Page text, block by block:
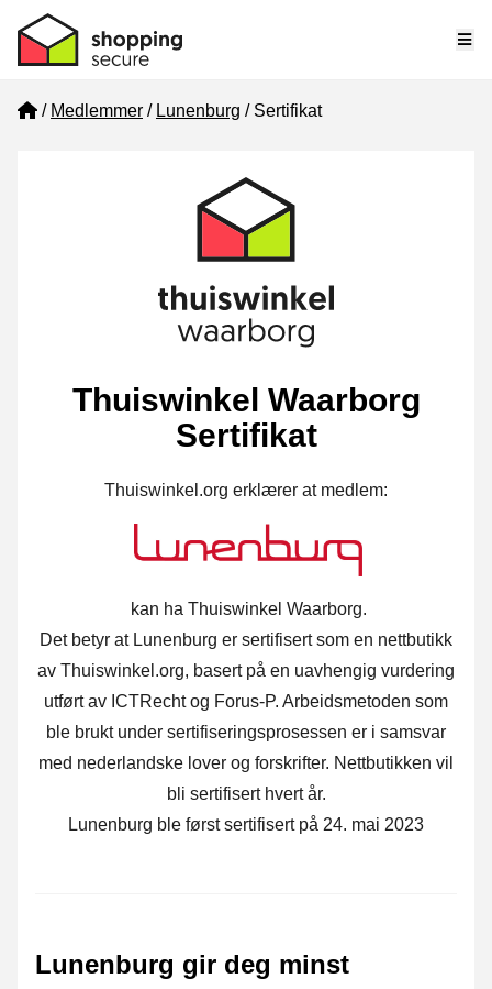
Home
Medlemmer Lunenburg Sertifikat
Thuiswinkel Waarborg
Sertifikat
Thuiswinkel.org erklærer at medlem:
kan ha Thuiswinkel Waarborg.
Det betyr at Lunenburg er sertifisert som en nettbutikk
av Thuiswinkel.org, basert på en uavhengig vurdering
utført av ICTRecht og Forus-P. Arbeidsmetoden som
ble brukt under sertifiseringsprosessen er i samsvar
med nederlandske lover og forskrifter. Nettbutikken vil
bli sertifisert hvert år.
Lunenburg ble først sertifisert på 24. mai 2023
Lunenburg gir deg minst